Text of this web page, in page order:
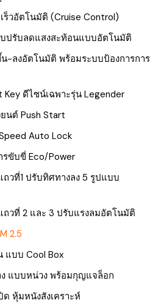
ร็วอัตโนมัติ (Cruise Control)
ปรับลดแสงสะท้อนแบบอัตโนมัติ
-ลงอัตโนมัติ พร้อมระบบป้องการการ
ดีไซน์เฉพาะรุ่น Legender
นต์ Push Start
Auto Lock
รขับขี่ Eco/Power
ถวที่1 ปรับทิศทางลง 5 รูปแบบ
ถวที่ 2 และ 3 ปรับแรงลมอัตโนมัติ
2.5
แบบ Cool Box
ง แบบหน่วง พร้อมกุญแจล็อก
ด หุ้มหนังสังเคราะห์